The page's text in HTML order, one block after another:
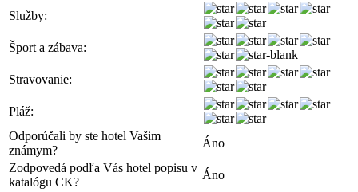
Služby:
Šport a zábava:
Stravovanie:
Pláž:
Odporúčali by ste hotel Vašim
známym?
Áno
Zodpovedá podľa Vás hotel popisu v
katalógu CK?
Áno